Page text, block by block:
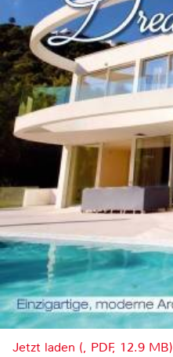
Jetzt laden (, PDF, 12.9 MB)